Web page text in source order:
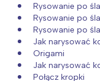
Rysowanie po
Rysowanie po
Rysowanie po
Jak narysować
Origami
Jak narysować
Połącz kropki